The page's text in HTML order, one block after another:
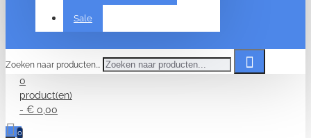
Sale
Zoeken naar producten...
0
product(en)
- € 0,00
0